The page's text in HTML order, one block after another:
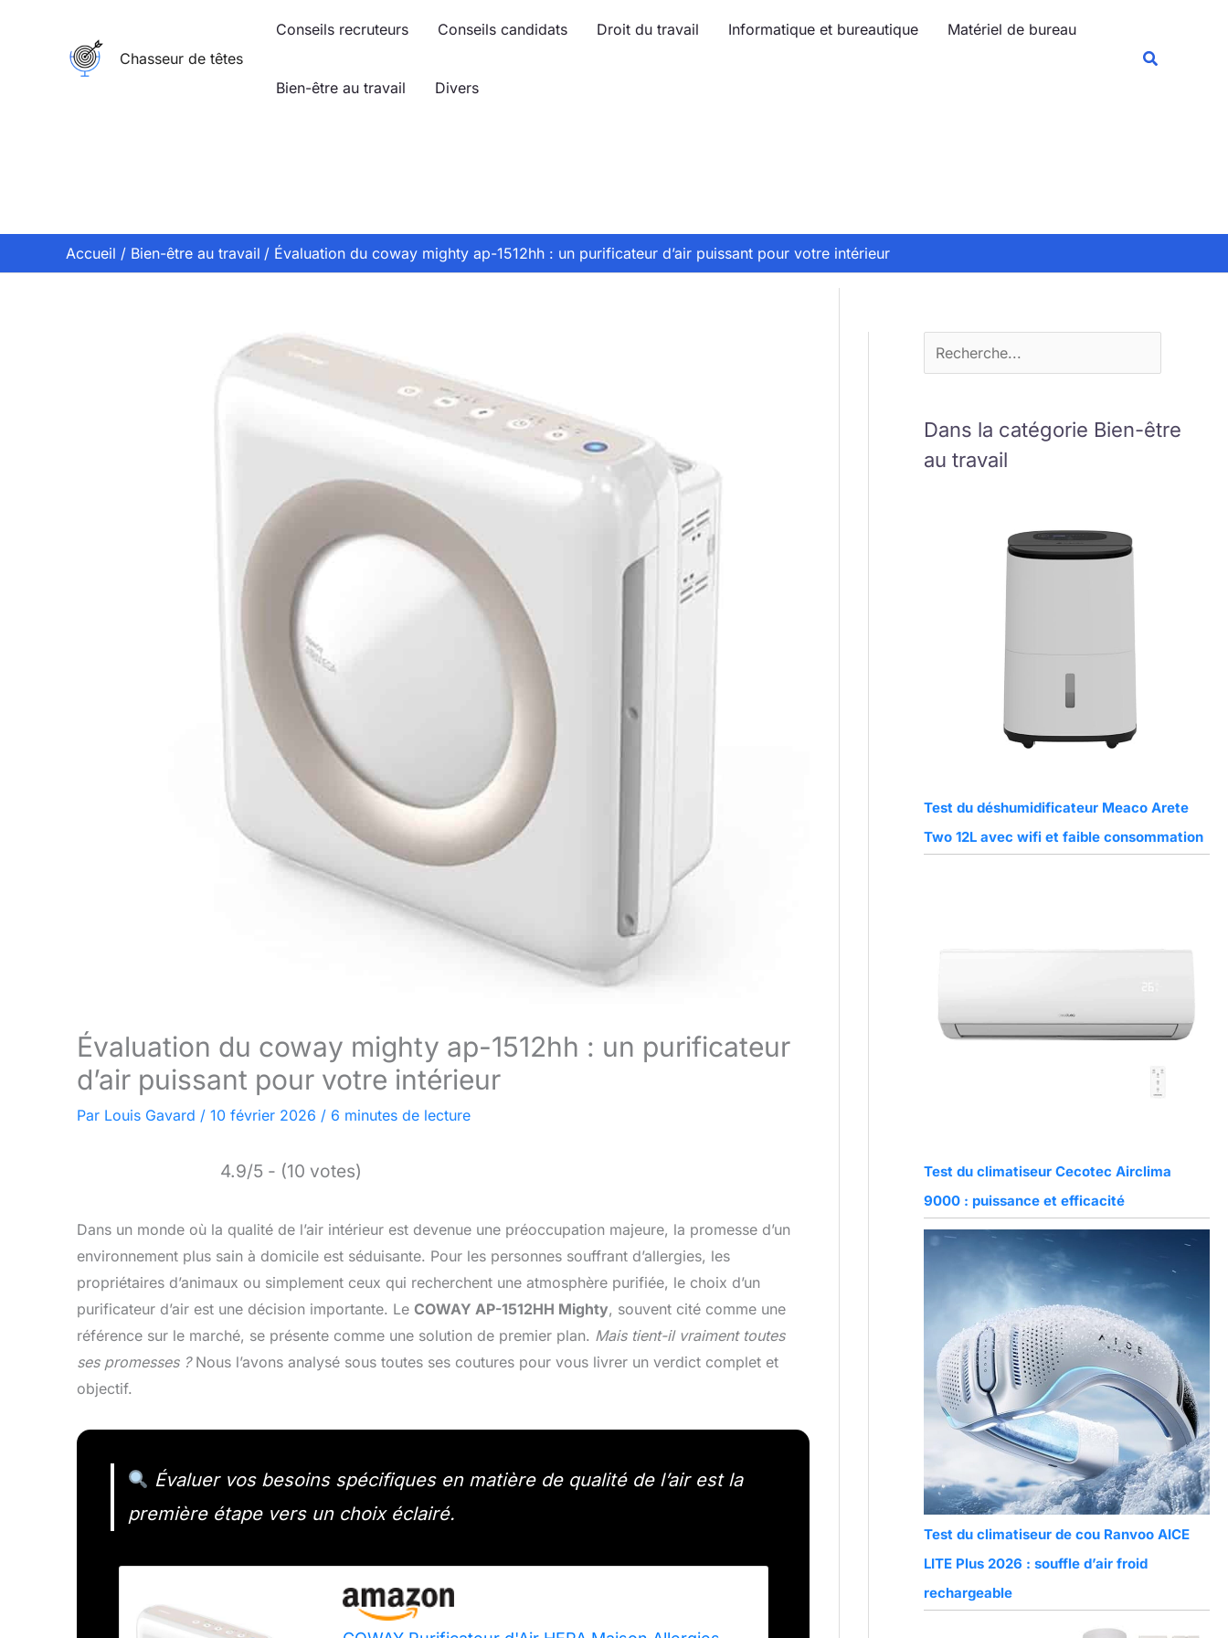
Chasseur de têtes
Conseils recruteurs Conseils candidats Droit du travail Informatique et bureautique Matériel de bureau
Bien-être au travail Divers
Accueil Bien-être au travail Évaluation du coway mighty ap-1512hh : un purificateur d’air puissant pour votre intérieur
Évaluation du coway mighty ap-1512hh : un purificateur
d’air puissant pour votre intérieur
Par Louis Gavard / 10 février 2026 / 6 minutes de lecture
4.9/5 - (10 votes)
Dans un monde où la qualité de l’air intérieur est devenue une préoccupation majeure, la promesse d’un
environnement plus sain à domicile est séduisante. Pour les personnes souffrant d’allergies, les
propriétaires d’animaux ou simplement ceux qui recherchent une atmosphère purifiée, le choix d’un
purificateur d’air est une décision importante. Le COWAY AP-1512HH Mighty, souvent cité comme une
référence sur le marché, se présente comme une solution de premier plan. Mais tient-il vraiment toutes
ses promesses ?Nous l’avons analysé sous toutes ses coutures pour vous livrer un verdict complet et
objectif.
Évaluer vos besoins spécifiques en matière de qualité de l’air est la
première étape vers un choix éclairé.
r
Dans la catégorie Bien-être
au travail
Test du déshumidificateur Meaco Arete
Two 12L avec wifi et faible consommation
Test du climatiseur Cecotec Airclima
9000 : puissance et efficacité
Test du climatiseur de cou Ranvoo AICE
LITE Plus 2026 : souffle d’air froid
rechargeable